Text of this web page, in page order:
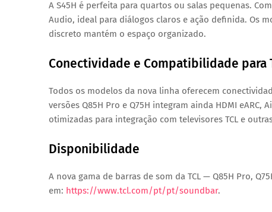
A S45H é perfeita para quartos ou salas pequenas.
Audio, ideal para diálogos claros e ação definida. Os
discreto mantém o espaço organizado.
Conectividade e Compatibilidade para
Todos os modelos da nova linha oferecem
versões Q85H Pro e Q75H integram ainda HDMI eARC,
otimizadas para integração com televisores TCL e
Disponibilidade
A nova gama de barras de som da TCL — Q85H Pro,
em: https://www.tcl.com/pt/pt/soundbar.